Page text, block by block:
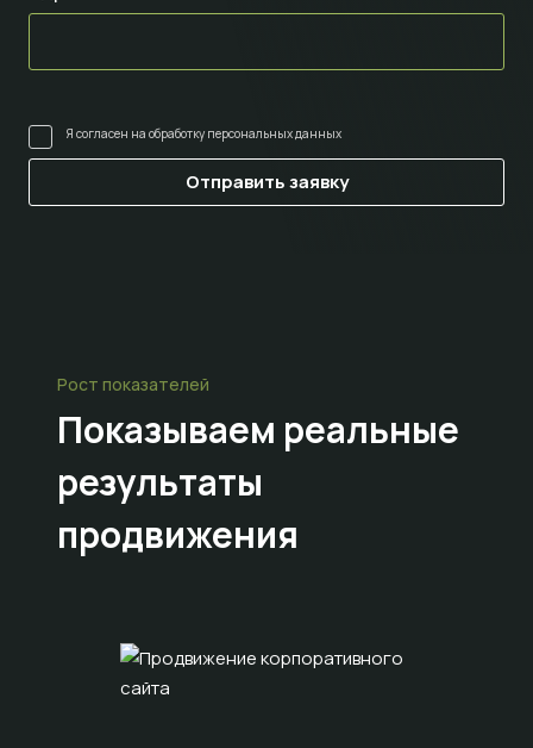
Я согласен на обработку персональных данных
Рост показателей
Показываем реальные
результаты
продвижения